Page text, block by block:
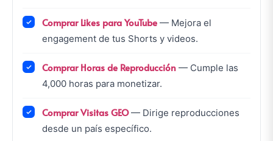
Comprar Likes para YouTube — Mejora el
engagement de tus Shorts y videos.
Comprar Horas de Reproducción — Cumple las
4,000 horas para monetizar.
Comprar Visitas GEO— Dirige reproducciones
desde un país específico.